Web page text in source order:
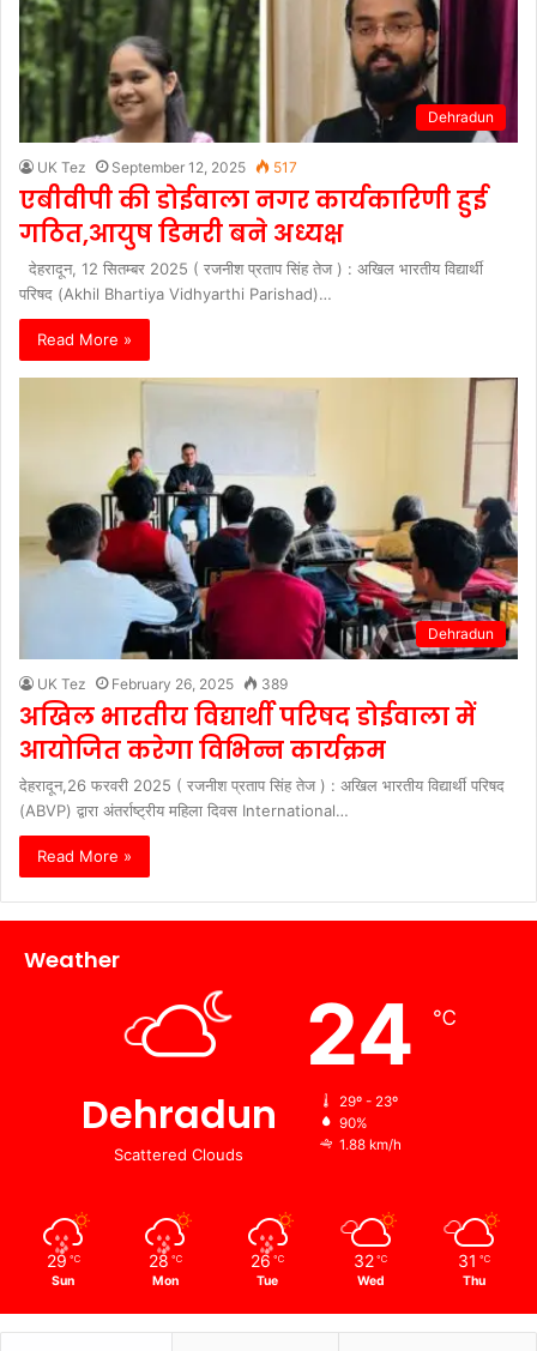
Dehradun
UK Tez September 12, 2025 517
एबीवीपी की डोईवाला नगर कार्यकारिणी हुई
गठित,आयुष डिमरी बने अध्यक्ष
देहरादून, 12 सितम्बर 2025 ( रजनीश प्रताप सिंह तेज ) : अखिल भारतीय विद्यार्थी
परिषद (Akhil Bhartiya Vidhyarthi Parishad)…
Read More »
Dehradun
UK Tez February 26, 2025 389
अखिल भारतीय विद्यार्थी परिषद डोईवाला में
आयोजित करेगा विभिन्न कार्यक्रम
देहरादून,26 फरवरी 2025 ( रजनीश प्रताप सिंह तेज ) : अखिल भारतीय विद्यार्थी परिषद
(ABVP) द्वारा अंतर्राष्ट्रीय महिला दिवस International…
Read More »
Weather
Dehradun
Scattered Clouds
24 ℃
29º - 23º
90%
1.88 km/h
29 ℃
Sun
28 ℃
Mon
26 ℃
Tue
32 ℃
Wed
31 ℃
Thu